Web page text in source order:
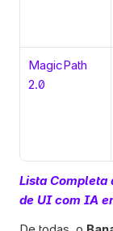
MagicPath
2.0
Lista Completa
de UI com IA